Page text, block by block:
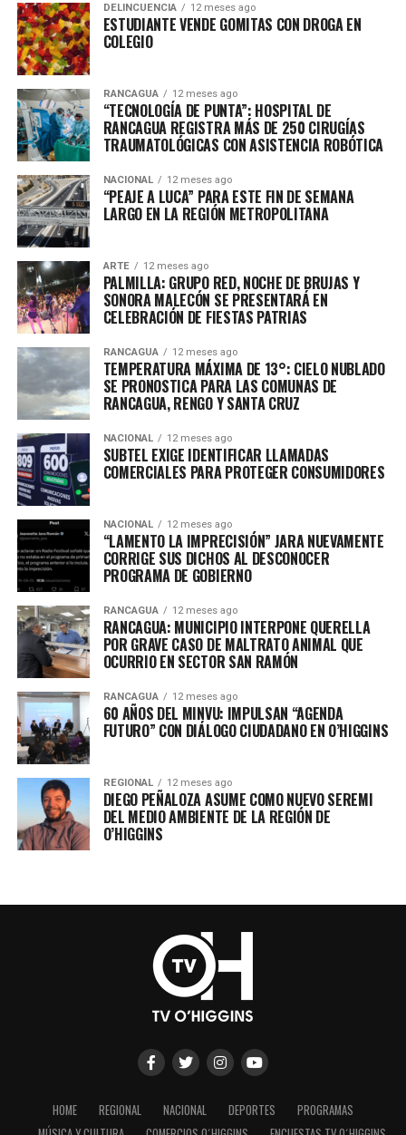
DELINCUENCIA 12 meses ago
ESTUDIANTE VENDE GOMITAS CON DROGA EN
COLEGIO
RANCAGUA 12 meses ago
“TECNOLOGÍA DE PUNTA”: HOSPITAL DE
RANCAGUA REGISTRA MÁS DE 250 CIRUGÍAS
TRAUMATOLÓGICAS CON ASISTENCIA ROBÓTICA
NACIONAL 12 meses ago
“PEAJE A LUCA” PARA ESTE FIN DE SEMANA
LARGO EN LA REGIÓN METROPOLITANA
ARTE 12 meses ago
PALMILLA: GRUPO RED, NOCHE DE BRUJAS Y
SONORA MALECÓN SE PRESENTARÁ EN
CELEBRACIÓN DE FIESTAS PATRIAS
RANCAGUA 12 meses ago
TEMPERATURA MÁXIMA DE 13°: CIELO NUBLADO
SE PRONOSTICA PARA LAS COMUNAS DE
RANCAGUA, RENGO Y SANTA CRUZ
NACIONAL 12 meses ago
SUBTEL EXIGE IDENTIFICAR LLAMADAS
COMERCIALES PARA PROTEGER CONSUMIDORES
NACIONAL 12 meses ago
“LAMENTO LA IMPRECISIÓN” JARA NUEVAMENTE
CORRIGE SUS DICHOS AL DESCONOCER
PROGRAMA DE GOBIERNO
RANCAGUA 12 meses ago
RANCAGUA: MUNICIPIO INTERPONE QUERELLA
POR GRAVE CASO DE MALTRATO ANIMAL QUE
OCURRIO EN SECTOR SAN RAMÓN
RANCAGUA 12 meses ago
60 AÑOS DEL MINVU: IMPULSAN “AGENDA
FUTURO” CON DIÁLOGO CIUDADANO EN O’HIGGINS
REGIONAL 12 meses ago
DIEGO PEÑALOZA ASUME COMO NUEVO SEREMI
DEL MEDIO AMBIENTE DE LA REGIÓN DE
O’HIGGINS
HOME REGIONAL NACIONAL DEPORTES
PROGRAMAS